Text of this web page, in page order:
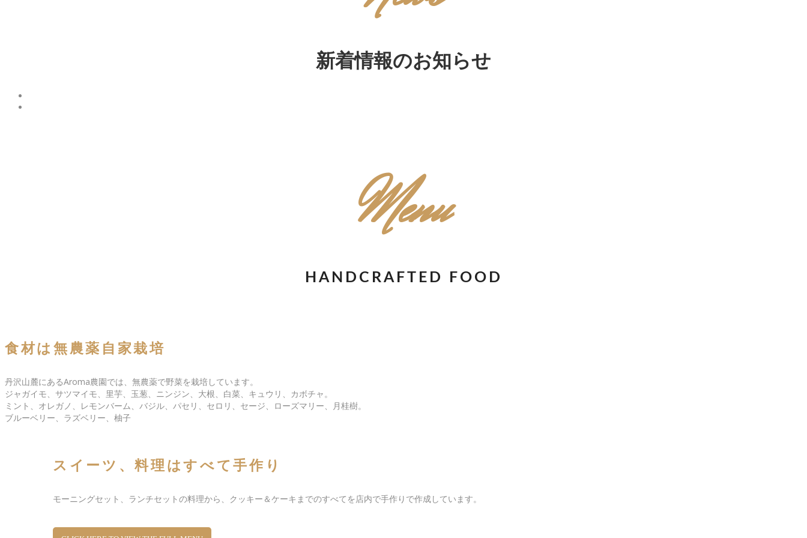
新着情報のお知らせ
Menu
HANDCRAFTED FOOD
食材は無農薬自家栽培
丹沢山麓にあるAroma農園では、無農薬で野菜を栽培しています。
ジャガイモ、サツマイモ、里芋、玉葱、ニンジン、大根、白菜、キュウリ、カボチャ。
ミント、オレガノ、レモンバーム、バジル、パセリ、セロリ、セージ、ローズマリー、月桂樹。
ブルーベリー、ラズベリー、柚子
スイーツ、料理はすべて手作り
モーニングセット、ランチセットの料理から、クッキー＆ケーキまでのすべてを店内で手作りで作成しています。